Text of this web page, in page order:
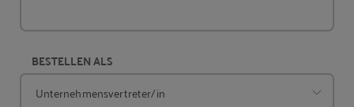
BESTELLEN ALS